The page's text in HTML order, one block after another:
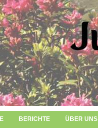
BERICHTE ÜBER UNS